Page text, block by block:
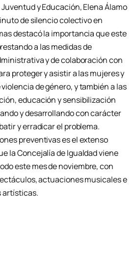
y Educación, Elena Álamo
de silencio colectivo en
destacó la importancia que este
a las medidas de
y de colaboración con
proteger y asistir a las mujeres y
de género, y también a las
educación y sensibilización
y desarrollando con carácter
y erradicar el problema.
preventivas es el extenso
la Concejalía de Igualdad viene
este mes de noviembre, con
actuaciones musicales e
artísticas.